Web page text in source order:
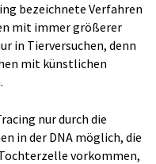
bezeichnete Verfahren
mit immer größerer
in Tierversuchen, denn
mit künstlichen
nur durch die
in der DNA möglich, die
vorkommen,